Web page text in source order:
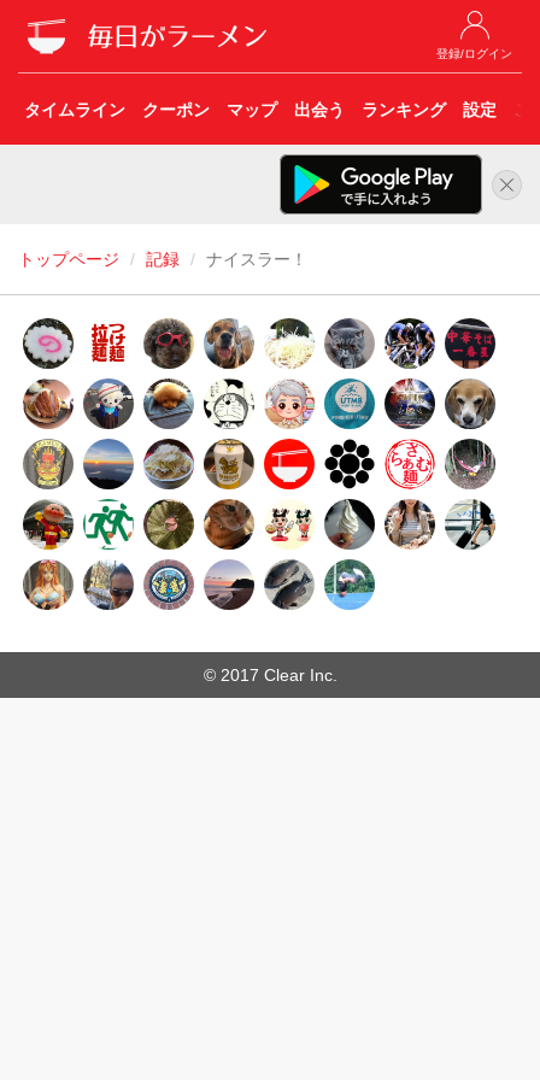
登録/ログイン
タイムライン クーポン マップ 出会う ランキング 設定 こ
トップページ 記録 ナイスラー！
© 2017 Clear Inc.